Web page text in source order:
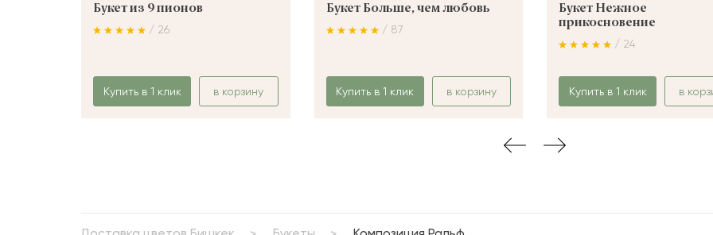
Букет из 9 пионов
/ 26
Купить в 1 клик в корзину
Букет Больше, чем любовь
/ 87
Купить в 1 клик в корзину
Букет Нежное
прикосновение
/ 24
Купить в 1 клик в